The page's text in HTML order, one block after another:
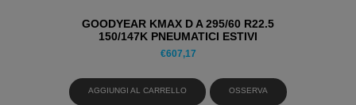
GOODYEAR KMAX D A 295/60 R22.5
150/147K PNEUMATICI ESTIVI
€607,17
AGGIUNGI AL CARRELLO OSSERVA